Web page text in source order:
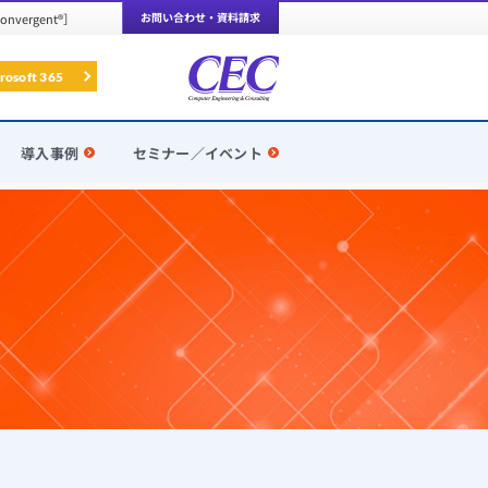
］
365
お問い合わせ・資料請求
導入事例 セミナー／イベント